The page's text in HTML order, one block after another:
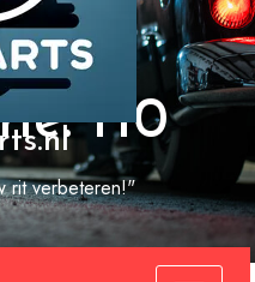
rit verbeteren!"
f10